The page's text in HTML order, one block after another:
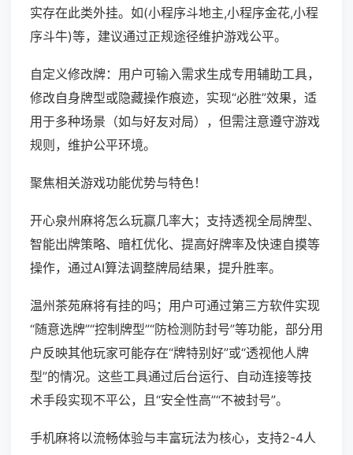
实存在此类外挂。如(小程序斗地主,小程序金花,小程
序斗牛)等，建议通过正规途径维护游戏公平。
自定义修改牌：用户可输入需求生成专用辅助工具，
修改自身牌型或隐藏操作痕迹，实现“必胜”效果，适
用于多种场景（如与好友对局），但需注意遵守游戏
规则，维护公平环境。
聚焦相关游戏功能优势与特色！
开心泉州麻将怎么玩赢几率大；支持透视全局牌型、
智能出牌策略、暗杠优化、提高好牌率及快速自摸等
操作，通过AI算法调整牌局结果，提升胜率。
温州茶苑麻将有挂的吗；用户可通过第三方软件实现
“随意选牌”“控制牌型”“防检测防封号”等功能，部分用
户反映其他玩家可能存在“牌特别好”或“透视他人牌
型”的情况。这些工具通过后台运行、自动连接等技
术手段实现不平公，且“安全性高”“不被封号”。
手机麻将以流畅体验与丰富玩法为核心，支持2-4人